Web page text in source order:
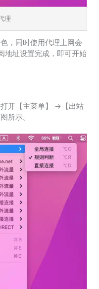
理
，同时使用代理上网会
地址设置完成，即可开始
开【主菜单】 ->【出站
所示。